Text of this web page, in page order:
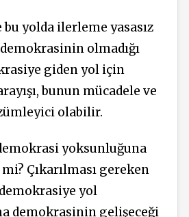
yolda ilerleme yasasız
olmadığı
giden yol için
bunun mücadele ve
olabilir.
yoksunluğuna
Çıkarılması gereken
yol
demokrasinin gelişeceği